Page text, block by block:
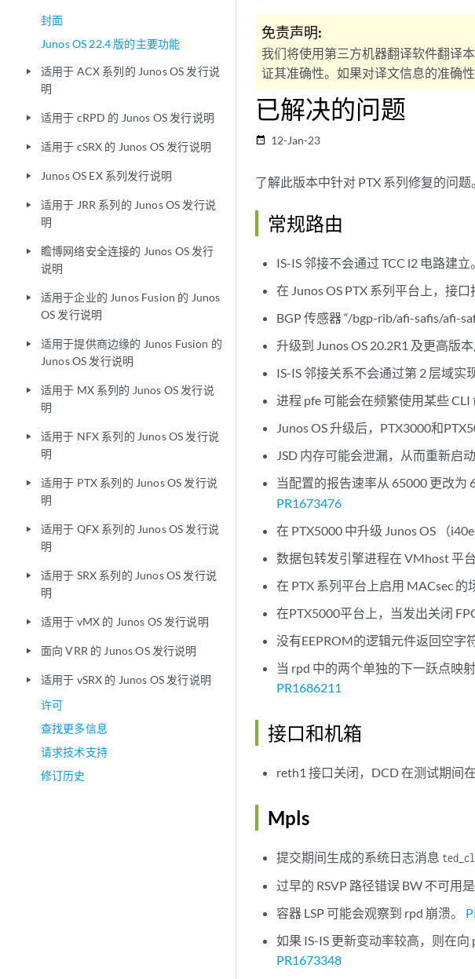
封面
Junos OS 22.4 版的主要功能
play_arrow
适用于 ACX 系列的 Junos OS 发行说
明
play_arrow 适用于 cRPD 的 Junos OS 发行说明
play_arrow 适用于 cSRX 的 Junos OS 发行说明
play_arrow Junos OS EX 系列发行说明
play_arrow
适用于 JRR 系列的 Junos OS 发行说
明
play_arrow
瞻博网络安全连接的 Junos OS 发行
说明
play_arrow
适用于企业的 Junos Fusion 的 Junos
OS 发行说明
play_arrow
适用于提供商边缘的 Junos Fusion 的
Junos OS 发行说明
play_arrow
适用于 MX 系列的 Junos OS 发行说
明
play_arrow
适用于 NFX 系列的 Junos OS 发行说
明
play_arrow
适用于 PTX 系列的 Junos OS 发行说
明
play_arrow
适用于 QFX 系列的 Junos OS 发行说
明
play_arrow
适用于 SRX 系列的 Junos OS 发行说
明
play_arrow 适用于 vMX 的 Junos OS 发行说明
play_arrow 面向 VRR 的 Junos OS 发行说明
play_arrow
适用于 vSRX 的 Junos OS 发行说明
许可
查找更多信息
请求技术支持
修订历史
免责声明:
我们将使用第三方机器翻译软件翻译
证其准确性。如果对译文信息的准确
已解决的问题
date_range 12-Jan-23
了解此版本中针对 PTX 系列修复的问题
常规路由
IS-IS 邻接不会通过 TCC l2 电路建立
在 Junos OS PTX 系列平台上，接
BGP 传感器 “/bgp-rib/afi-safis/afi-
升级到 Junos OS 20.2R1 及更高版
IS-IS 邻接关系不会通过第 2 层域实
进程 pfe 可能会在频繁使用某些 CLI
Junos OS 升级后，PTX3000和
JSD 内存可能会泄漏，从而重新启动
当配置的报告速率从 65000 更改为
PR1673476
在 PTX5000 中升级 Junos OS （
数据包转发引擎进程在 VMhost 平
在 PTX 系列平台上启用 MACsec 的
在PTX5000平台上，当发出关闭
没有EEPROM的逻辑元件返回空
当 rpd 中的两个单独的下一跃点映
PR1686211
接口和机箱
reth1 接口关闭，DCD 在测试期间
Mpls
提交期间生成的系统日志消息
过早的 RSVP 路径错误 BW 不可用
容器 LSP 可能会观察到 rpd 崩溃。
如果 IS-IS 更新变动率较高，则在向
PR1673348